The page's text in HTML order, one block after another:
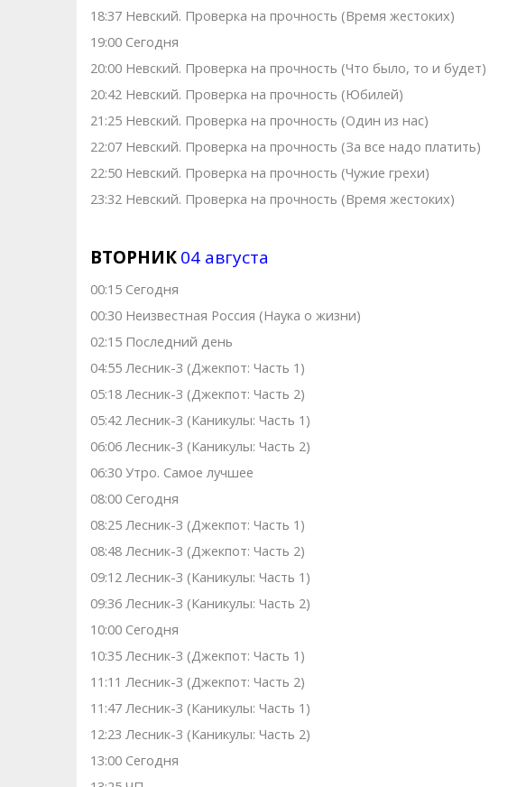
18:37 Невский. Проверка на прочность (Время жестоких)
19:00 Сегодня
20:00 Невский. Проверка на прочность (Что было, то и будет)
20:42 Невский. Проверка на прочность (Юбилей)
21:25 Невский. Проверка на прочность (Один из нас)
22:07 Невский. Проверка на прочность (За все надо платить)
22:50 Невский. Проверка на прочность (Чужие грехи)
23:32 Невский. Проверка на прочность (Время жестоких)
ВТОРНИК04 августа
00:15 Сегодня
00:30 Неизвестная Россия (Наука о жизни)
02:15 Последний день
04:55 Лесник-3 (Джекпот: Часть 1)
05:18 Лесник-3 (Джекпот: Часть 2)
05:42 Лесник-3 (Каникулы: Часть 1)
06:06 Лесник-3 (Каникулы: Часть 2)
06:30 Утро. Самое лучшее
08:00 Сегодня
08:25 Лесник-3 (Джекпот: Часть 1)
08:48 Лесник-3 (Джекпот: Часть 2)
09:12 Лесник-3 (Каникулы: Часть 1)
09:36 Лесник-3 (Каникулы: Часть 2)
10:00 Сегодня
10:35 Лесник-3 (Джекпот: Часть 1)
11:11 Лесник-3 (Джекпот: Часть 2)
11:47 Лесник-3 (Каникулы: Часть 1)
12:23 Лесник-3 (Каникулы: Часть 2)
13:00 Сегодня